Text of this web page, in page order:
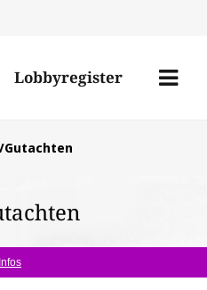
Lobbyregister
Menü
Gutachten
Infos